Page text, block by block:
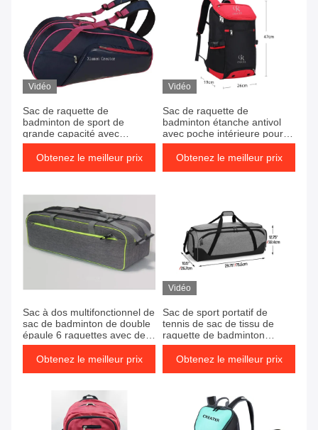
Vidéo
Sac de raquette de
badminton de sport de
grande capacité avec
compartiment à chaussures
Obtenez le meilleur prix
Vidéo
Sac de raquette de
badminton étanche antivol
avec poche intérieure pour
ordinateur portable
Obtenez le meilleur prix
Sac à dos multifonctionnel de
sac de badminton de double
épaule 6 raquettes avec des
poignées
Obtenez le meilleur prix
Vidéo
Sac de sport portatif de
tennis de sac de tissu de
raquette de badminton
d'OEM avec le compartiment
de chaussure
Obtenez le meilleur prix